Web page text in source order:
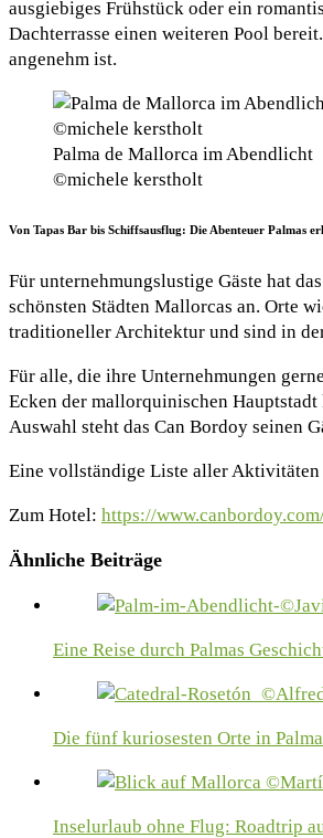
ausgiebiges Frühstück oder ein
Dachterrasse einen weiteren Pool
angenehm ist.
Palma de Mallorca im Abendlicht
©michele kerstholt
Von Tapas Bar bis Schiffsausflug: Die Abenteuer Palmas
Für unternehmungslustige Gäste hat
schönsten Städten Mallorcas an. Orte
traditioneller Architektur und sind in
Für alle, die ihre Unternehmungen
Ecken der mallorquinischen
Auswahl steht das Can Bordoy seinen
Eine vollständige Liste aller Aktivitäten
Zum Hotel: https://
Ähnliche Beiträge
Eine Reise durch Palmas
Die fünf kuriosesten Orte in Palma
Inselurlaub ohne Flug: Roadtrip